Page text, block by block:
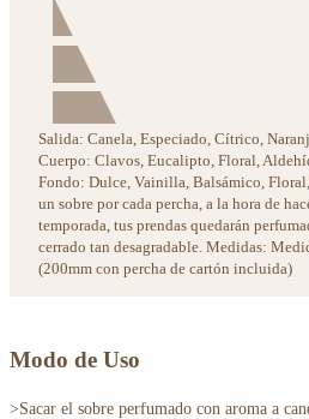
Salida: Canela, Especiado, Cítrico,
Cuerpo: Clavos, Eucalipto, Floral,
Fondo: Dulce, Vainilla, Balsámico,
un sobre por cada percha, a la hora de
temporada, tus prendas quedarán
cerrado tan desagradable. Medidas:
(200mm con percha de cartón incluida)
Modo de Uso
>Sacar el sobre perfumado con aroma a